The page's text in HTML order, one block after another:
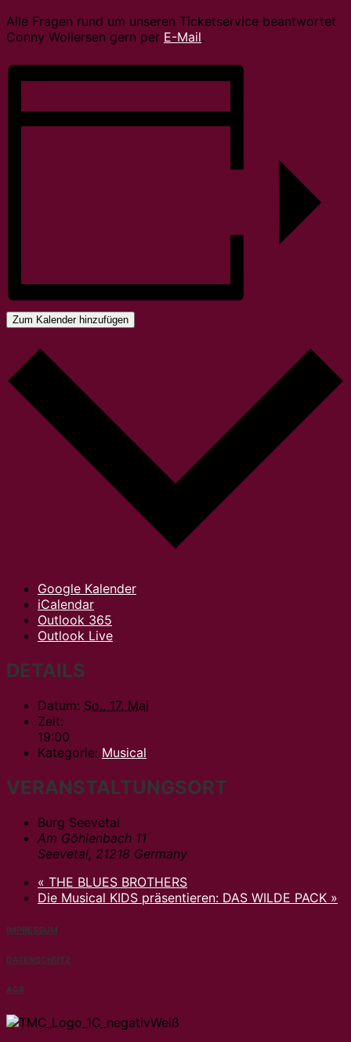
Alle Fragen rund um unseren Ticketservice beantwortet
Conny Wollersen gern per E-Mail.
Zum Kalender hinzufügen
Google Kalender
iCalendar
Outlook 365
Outlook Live
DETAILS
Datum: So., 17. Mai
Zeit:
19:00
Kategorie: Musical
VERANSTALTUNGSORT
Burg Seevetal
Am Göhlenbach 11
Seevetal, 21218 Germany
« THE BLUES BROTHERS
Die Musical KIDS präsentieren: DAS WILDE PACK »
IMPRESSUM
DATENSCHUTZ
AGB